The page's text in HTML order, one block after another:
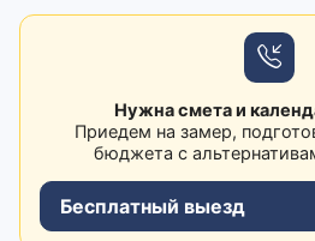
Нужна смета и
Приедем на замер,
бюджета с
Бесплатный выезд